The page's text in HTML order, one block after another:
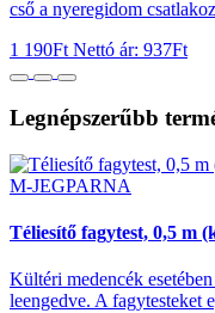
cső a nyeregidom
1 190Ft Nettó ár: 937Ft
Legnépszerűbb
M-JEGPARNA
Téliesítő fagytest, 0,5 m
Kültéri medencék
leengedve. A fagytesteket